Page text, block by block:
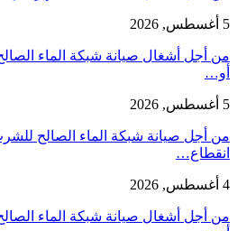
5 أغسطس, 2026
من أجل أشغال صيانة شبكة الماء
أو…
5 أغسطس, 2026
من أجل صيانة شبكة الماء الصالح
انقطاع…
4 أغسطس, 2026
من أجل أشغال صيانة شبكة الماء